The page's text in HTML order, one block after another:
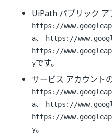
UiPath パブリック ア
https://
a、 https://
https://
yです。
サービス アカウント
https://
a、 https://
https://
y。